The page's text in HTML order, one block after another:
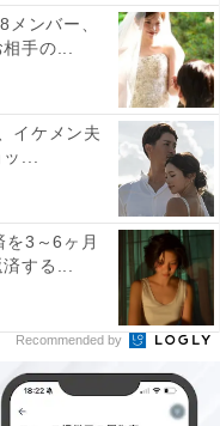
メンバー、
相手の...
イケメン夫
ッ...
を3～6ヶ月
済する...
Recommended by